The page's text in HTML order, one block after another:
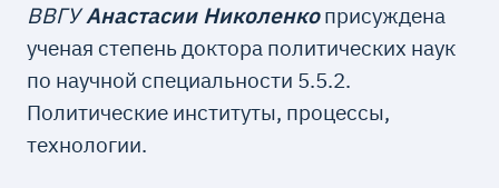
ВВГУАнастасии Николенкоприсуждена
ученая степень доктора политических наук
по научной специальности 5.5.2.
Политические институты, процессы,
технологии.